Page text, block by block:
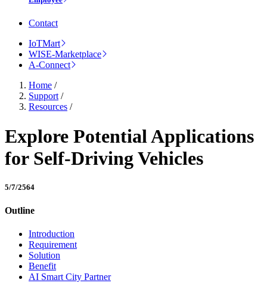
Contact
IoTMart
WISE-Marketplace
A-Connect
Home /
Support /
Resources /
Explore Potential Applications
for Self-Driving Vehicles
5/7/2564
Outline
Introduction
Requirement
Solution
Benefit
AI Smart City Partner